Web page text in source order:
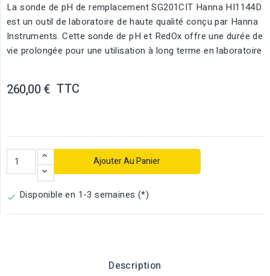
La sonde de pH de remplacement SG201CIT Hanna HI1144D
est un outil de laboratoire de haute qualité conçu par Hanna
Instruments. Cette sonde de pH et RedOx offre une durée de
vie prolongée pour une utilisation à long terme en laboratoire
260,00 € TTC
Ajouter Au Panier
 Disponible en 1-3 semaines (*)
Description